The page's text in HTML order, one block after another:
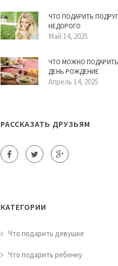
ЧТО ПОДАРИТЬ
НЕДОРОГО
Май 14, 2025
ЧТО МОЖНО
ДЕНЬ РОЖДЕНИЕ
Апрель 14, 2025
РАССКАЗАТЬ ДРУЗЬЯМ
КАТЕГОРИИ
Что подарить девушке
Что подарить ребенку